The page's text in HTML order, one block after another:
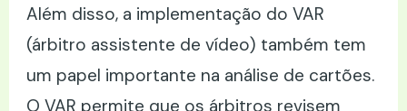
Além disso, a implementação do VAR
(árbitro assistente de vídeo) também tem
um papel importante na análise de cartões.
O VAR permite que os árbitros revisem